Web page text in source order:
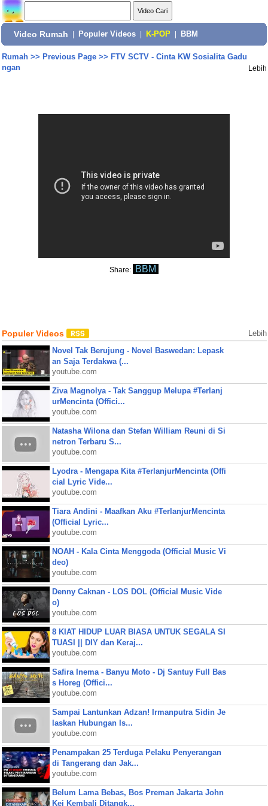
Video Rumah Populer Videos K-POP BBM
Rumah>> Previous Page>> FTV SCTV - Cinta KW Sosialita Gadu
ngan
Lebih
Share: BBM
Populer Videos Lebih
Novel Tak Berujung - Novel Baswedan: Lepask
an Saja Terdakwa (...
youtube.com
Ziva Magnolya - Tak Sanggup Melupa #Terlanj
urMencinta (Offici...
youtube.com
Natasha Wilona dan Stefan William Reuni di Si
netron Terbaru S...
youtube.com
Lyodra - Mengapa Kita #TerlanjurMencinta (Offi
cial Lyric Vide...
youtube.com
Tiara Andini - Maafkan Aku #TerlanjurMencinta
(Official Lyric...
youtube.com
NOAH - Kala Cinta Menggoda (Official Music Vi
deo)
youtube.com
Denny Caknan - LOS DOL (Official Music Vide
o)
youtube.com
8 KIAT HIDUP LUAR BIASA UNTUK SEGALA SI
TUASI || DIY dan Keraj...
youtube.com
Safira Inema - Banyu Moto - Dj Santuy Full Bas
s Horeg (Offici...
youtube.com
Sampai Lantunkan Adzan! Irmanputra Sidin Je
laskan Hubungan Is...
youtube.com
Penampakan 25 Terduga Pelaku Penyerangan
di Tangerang dan Jak...
youtube.com
Belum Lama Bebas, Bos Preman Jakarta John
Kei Kembali Ditangk...